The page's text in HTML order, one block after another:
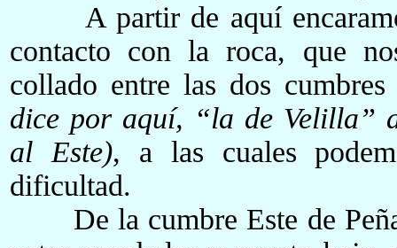
A partir de aquí
contacto con la roca, que
collado entre las dos
dice por aquí, “la de Velilla”
al Este), a las cuales
dificultad.
De la cumbre Este de